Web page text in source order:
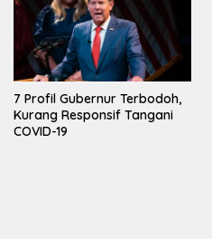
7 Profil Gubernur Terbodoh,
Kurang Responsif Tangani
COVID-19